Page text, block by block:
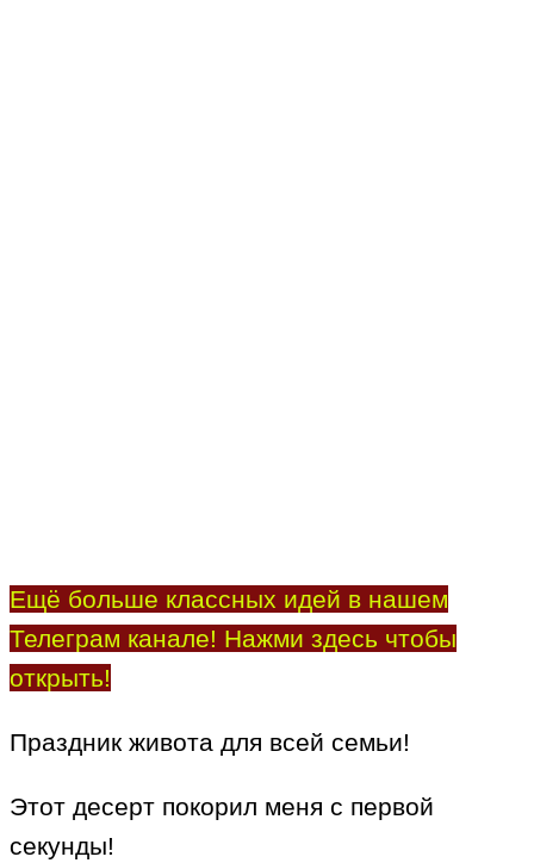
Ещё больше классных идей в нашем
Телеграм канале! Нажми здесь чтобы
открыть!
Праздник живота для всей семьи!
Этот десерт покорил меня с первой
секунды!